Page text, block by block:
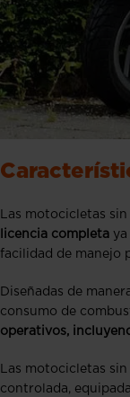
Las motocicletas
licencia completa
facilidad de manejo
Diseñadas de
consumo de
operativos,
Las motocicletas
controlada,